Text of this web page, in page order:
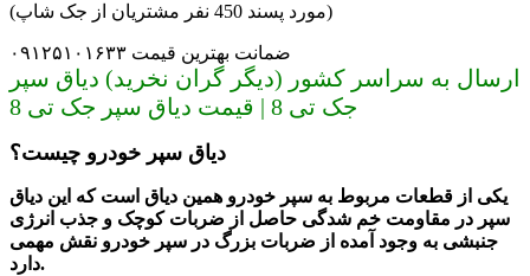
(مورد پسند 450 نفر مشتریان از جک شاپ)
ضمانت بهترین قیمت ۰۹۱۲۵۱۰۱۶۳۳
ارسال به سراسر کشور (دیگر گران نخرید) دیاق سپر
جک تی 8 | قیمت دیاق سپر جک تی 8
دیاق سپر خودرو چیست؟
یکی از قطعات مربوط به سپر خودرو همین دیاق است که این دیاق
سپر در مقاومت خم شدگی حاصل از ضربات کوچک و جذب انرژی
جنبشی به وجود آمده از ضربات بزرگ در سپر خودرو نقش مهمی
دارد.